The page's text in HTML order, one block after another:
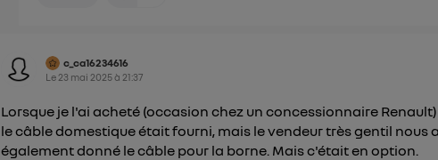
c_ca16234616
Le 23 mai 2025à 21:37
Lorsque je l'ai acheté (occasion chez un concessionnaire
le câble domestique était fourni, mais le vendeur très gentil nous
également donné le câble pour la borne. Mais c'était en option.